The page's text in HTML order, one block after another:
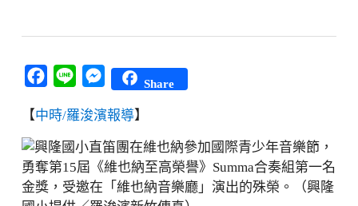
Facebook
Line Messenger
Share
【中時/羅浚濱報導】